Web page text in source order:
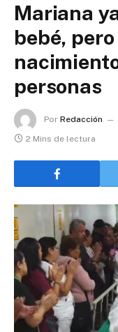
Mariana
bebé,
personas
Por Redacción
2 Mins de lectura